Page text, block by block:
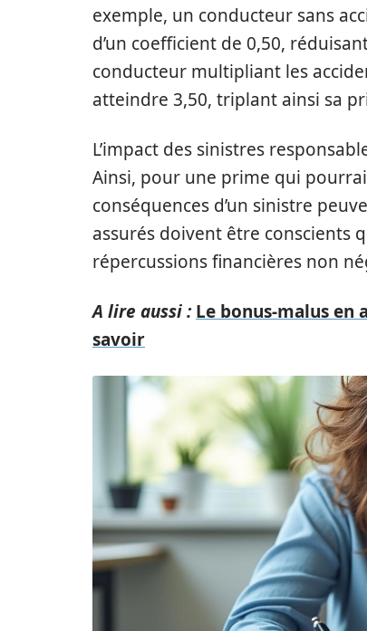
exemple, un conducteur sans
d’un coefficient de 0,50,
conducteur multipliant les
atteindre 3,50, triplant ainsi sa
L’impact des sinistres
Ainsi, pour une prime qui
conséquences d’un sinistre
assurés doivent être conscients
répercussions financières non
A lire aussi : Le bonus-malus en
savoir